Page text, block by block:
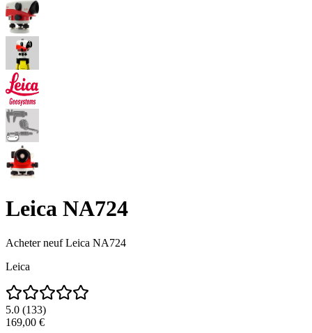
Leica NA724
Acheter neuf Leica NA724
Leica
5.0 (133)
169,00 €